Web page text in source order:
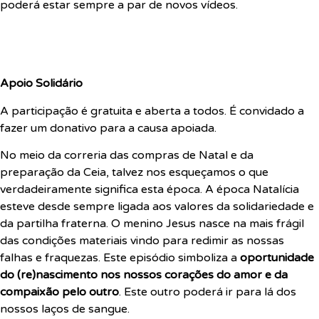
poderá estar sempre a par de novos vídeos.
Apoio Solidário
A participação é gratuita e aberta a todos. É convidado a
fazer um donativo para a causa apoiada.
No meio da correria das compras de Natal e da
preparação da Ceia, talvez nos esqueçamos o que
verdadeiramente significa esta época. A época Natalícia
esteve desde sempre ligada aos valores da solidariedade e
da partilha fraterna. O menino Jesus nasce na mais frágil
das condições materiais vindo para redimir as nossas
falhas e fraquezas. Este episódio simboliza a oportunidade
do (re)nascimento nos nossos corações do amor e da
compaixão pelo outro. Este outro poderá ir para lá dos
nossos laços de sangue.